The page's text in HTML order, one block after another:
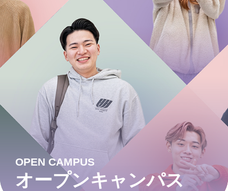
OPEN CAMPUS
オープンキャンパス